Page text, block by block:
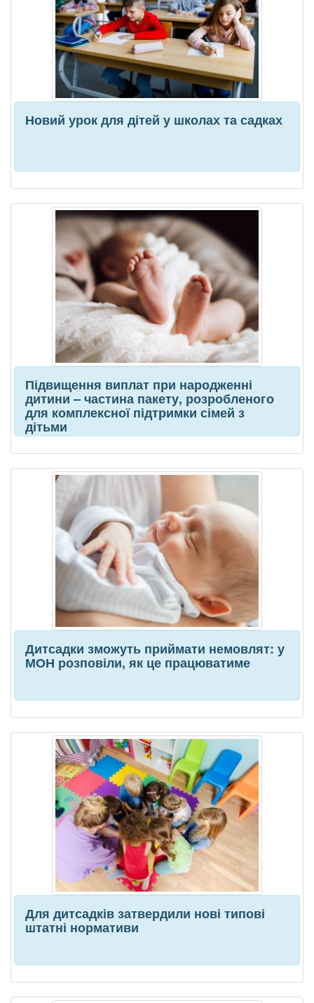
Новий урок для дітей у школах та садках
Підвищення виплат при народженні
дитини – частина пакету, розробленого
для комплексної підтримки сімей з
дітьми
Дитсадки зможуть приймати немовлят: у
МОН розповіли, як це працюватиме
Для дитсадків затвердили нові типові
штатні нормативи